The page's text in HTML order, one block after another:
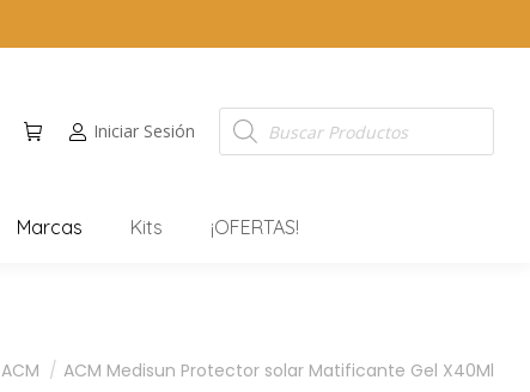
Iniciar Sesión
Marcas Kits ¡OFERTAS!
ACM ACM Medisun Protector solar Matificante Gel X40Ml